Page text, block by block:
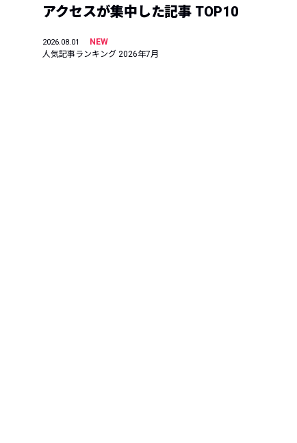
アクセスが集中した記事 TOP10
2026.08.01
NEW
人気記事ランキング 2026年7月